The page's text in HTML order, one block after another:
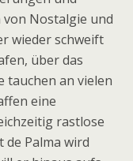
von Nostalgie und
wieder schweift
über das
tauchen an vielen
eine
rastlose
de Palma wird